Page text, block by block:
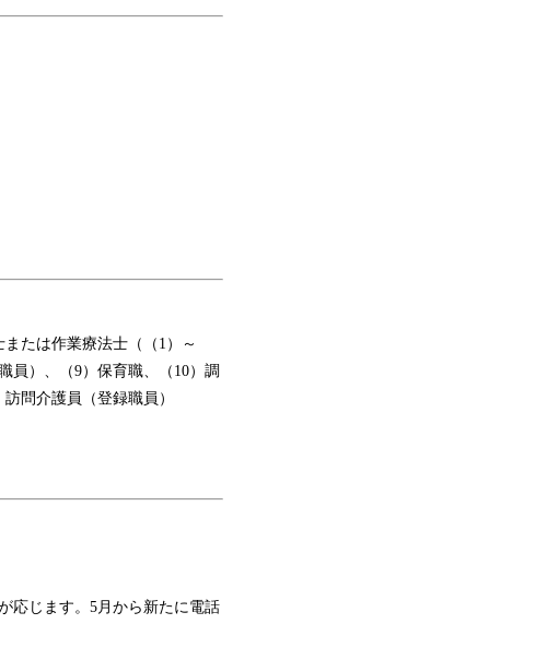
たは作業療法士（（1）～
員）、（9）保育職、（10）調
問介護員（登録職員）
応じます。5月から新たに電話